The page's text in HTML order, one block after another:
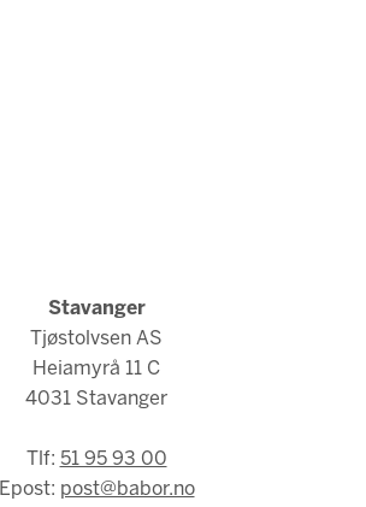
Stavanger
Tjøstolvsen AS
Heiamyrå 11 C
4031 Stavanger
Tlf: 51 95 93 00
Epost: post@babor.no